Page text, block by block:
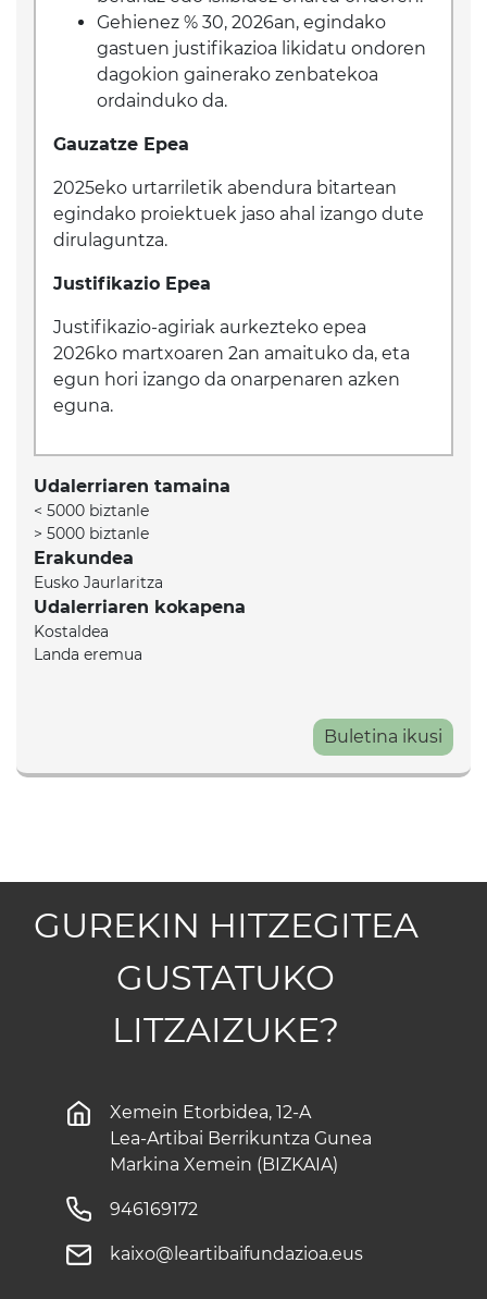
Gehienez % 30, 2026an, egindako
gastuen justifikazioa likidatu ondoren
dagokion gainerako zenbatekoa
ordainduko da.
Gauzatze Epea
2025eko urtarriletik abendura bitartean
egindako proiektuek jaso ahal izango dute
dirulaguntza.
Justifikazio Epea
Justifikazio-agiriak aurkezteko epea
2026ko martxoaren 2an amaituko da, eta
egun hori izango da onarpenaren azken
eguna.
Udalerriaren tamaina
< 5000 biztanle
> 5000 biztanle
Erakundea
Eusko Jaurlaritza
Udalerriaren kokapena
Kostaldea
Landa eremua
Buletina ikusi
GUREKIN HITZEGITEA
GUSTATUKO
LITZAIZUKE?
Xemein Etorbidea, 12-A
Lea-Artibai Berrikuntza Gunea
Markina Xemein (BIZKAIA)
946169172
kaixo@leartibaifundazioa.eus